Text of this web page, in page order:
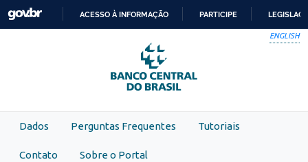
Skip to main content
PARA
O
CONTEÚDO
ACESSO À INFORMAÇÃO PARTICIPE
ENGLISH
Dados Perguntas Frequentes Tutoriais
Contato Sobre o Portal